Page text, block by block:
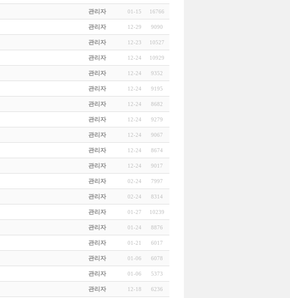
관리자 01-15 16766
관리자 12-29 9090
관리자 12-23 10527
관리자 12-24 10929
관리자 12-24 9352
관리자 12-24 9195
관리자 12-24 8682
관리자 12-24 9279
관리자 12-24 9067
관리자 12-24 8674
관리자 12-24 9017
관리자 02-24 7997
관리자 02-24 8314
관리자 01-27 10239
관리자 01-24 8876
관리자 01-21 6017
관리자 01-06 6078
관리자 01-06 5373
관리자 12-18 6236